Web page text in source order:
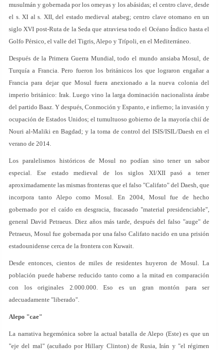
musulmán y gobernada por los omeyas y los abásidas; el centro clave, desde
el s. XI al s. XII, del estado medieval atabeg; centro clave otomano en un
siglo XVI post-Ruta de la Seda que atraviesa todo el Océano Índico hasta el
Golfo Pérsico, el valle del Tigris, Alepo y Trípoli, en el Mediterráneo.
Después de la Primera Guerra Mundial, todo el mundo ansiaba Mosul, de
Turquía a Francia. Pero fueron los británicos los que lograron engañar a
Francia para dejar que Mosul fuera anexionado a la nueva colonia del
imperio británico: Irak. Luego vino la larga dominación nacionalista árabe
del partido Baaz. Y después, Conmoción y Espanto, e infierno; la invasión y
ocupación de Estados Unidos; el tumultuoso gobierno de la mayoría chií de
Nouri al-Maliki en Bagdad; y la toma de control del ISIS/ISIL/Daesh en el
verano de 2014.
Los paralelismos históricos de Mosul no podían sino tener un sabor
especial. Ese estado medieval de los siglos XI/XII pasó a tener
aproximadamente las mismas fronteras que el falso "Califato" del Daesh, que
incorpora tanto Alepo como Mosul. En 2004, Mosul fue de hecho
gobernado por el caído en desgracia, fracasado "material presidenciable",
general David Petraeus. Diez años más tarde, después del falso "auge" de
Petraeus, Mosul fue gobernada por una falso Califato nacido en una prisión
estadounidense cerca de la frontera con Kuwait.
Desde entonces, cientos de miles de residentes huyeron de Mosul. La
población puede haberse reducido tanto como a la mitad en comparación
con los originales 2.000.000. Eso es un gran montón para ser
adecuadamente "liberado".
Alepo "cae"
La narrativa hegemónica sobre la actual batalla de Alepo (Este) es que un
"eje del mal" (acuñado por Hillary Clinton) de Rusia, Irán y "el régimen